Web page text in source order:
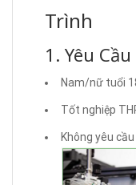
Trình
1. Yêu
Nam/nữ tuổi
Tốt nghiệp
Không yêu